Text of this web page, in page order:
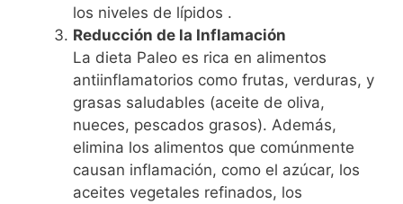
los niveles de lípidos .
Reducción de la Inflamación
La dieta Paleo es rica en alimentos
antiinflamatorios como frutas, verduras, y
grasas saludables (aceite de oliva,
nueces, pescados grasos). Además,
elimina los alimentos que comúnmente
causan inflamación, como el azúcar, los
aceites vegetales refinados, los